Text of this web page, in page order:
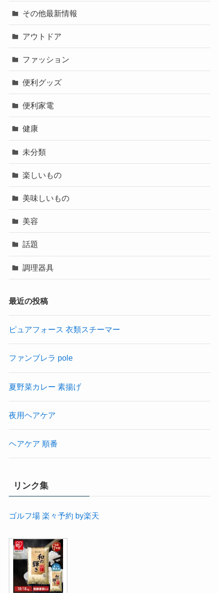
その他最新情報
アウトドア
ファッション
便利グッズ
便利家電
健康
未分類
楽しいもの
美味しいもの
美容
話題
調理器具
最近の投稿
ピュアフォース 衣類スチーマー
ファンブレラ pole
夏野菜カレー 素揚げ
夜用ヘアケア
ヘアケア 順番
リンク集
ゴルフ場 楽々予約 by楽天